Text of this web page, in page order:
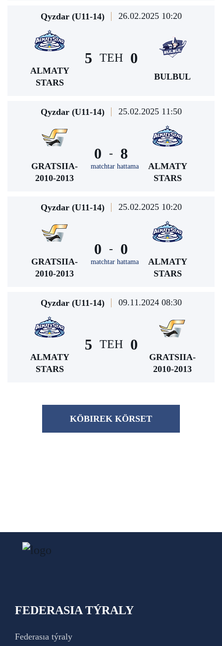
Qyzdar (U11-14) 26.02.2025 10:20
ALMATY
STARS
5 TEH 0
BULBUL
Qyzdar (U11-14) 25.02.2025 11:50
GRATSIIA-
2010-2013
0 -
matchtar hattama
8
ALMATY
STARS
Qyzdar (U11-14) 25.02.2025 10:20
GRATSIIA-
2010-2013
0 -
matchtar hattama
0
ALMATY
STARS
Qyzdar (U11-14) 09.11.2024 08:30
ALMATY
STARS
5 TEH 0
GRATSIIA-
2010-2013
KÖBІREK KÖRSET
FEDERASIA TÝRALY
Federasıa týraly